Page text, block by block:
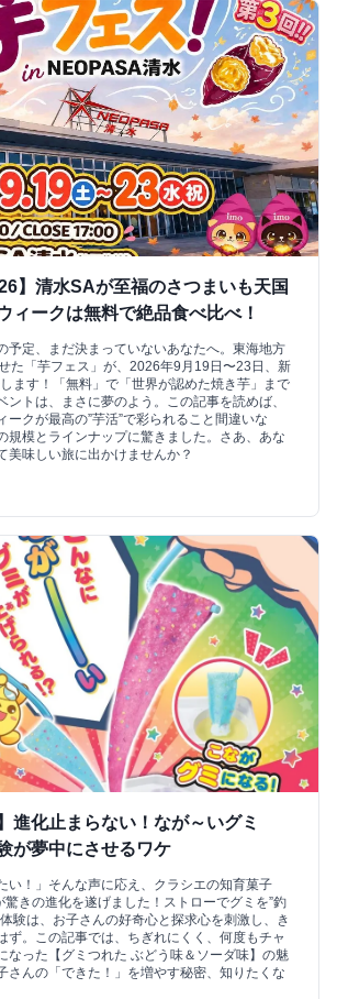
】清水SAが至福のさつまいも天国
ィークは無料で絶品食べ比べ！
予定、まだ決まっていないあなたへ。東海地方
た「芋フェス」が、2026年9月19日〜23日、新
ます！「無料」で「世界が認めた焼き芋」まで
ントは、まさに夢のよう。この記事を読めば、
ークが最高の”芋活”で彩られること間違いな
規模とラインナップに驚きました。さあ、あな
美味しい旅に出かけませんか？
進化止まらない！なが～いグミ
が夢中にさせるワケ
い！」そんな声に応え、クラシエの知育菓子
きの進化を遂げました！ストローでグミを”釣
験は、お子さんの好奇心と探求心を刺激し、き
ず。この記事では、ちぎれにくく、何度もチャ
なった【グミつれた ぶどう味＆ソーダ味】の魅
さんの「できた！」を増やす秘密、知りたくな